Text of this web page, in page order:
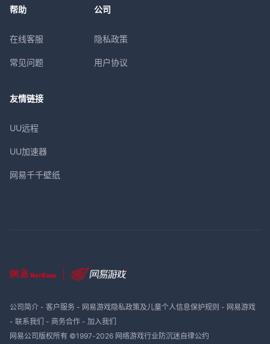
帮助
在线客服
常见问题
公司
隐私政策
用户协议
友情链接
UU远程
UU加速器
网易千千壁纸
公司简介- 客户服务- 网易游戏隐私政策及儿童个人信息保护规则 - 网易游戏
- 联系我们 - 商务合作- 加入我们
网易公司版权所有 ©1997-2026 网络游戏行业防沉迷自律公约